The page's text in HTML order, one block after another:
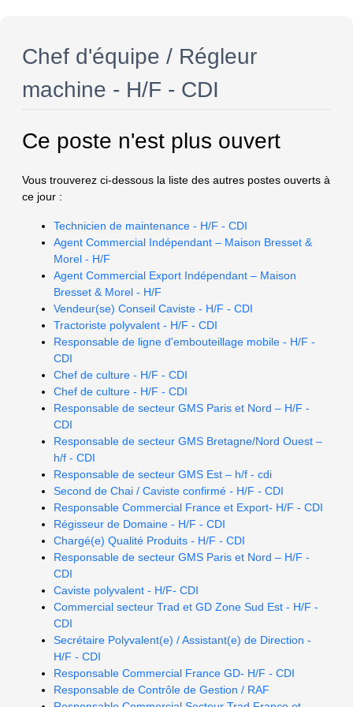
Chef d'équipe / Régleur
machine - H/F - CDI
Ce poste n'est plus ouvert
Vous trouverez ci-dessous la liste des autres postes ouverts à
ce jour :
Technicien de maintenance - H/F - CDI
Agent Commercial Indépendant – Maison Bresset &
Morel - H/F
Agent Commercial Export Indépendant – Maison
Bresset & Morel - H/F
Vendeur(se) Conseil Caviste - H/F - CDI
Tractoriste polyvalent - H/F - CDI
Responsable de ligne d'embouteillage mobile - H/F -
CDI
Chef de culture - H/F - CDI
Chef de culture - H/F - CDI
Responsable de secteur GMS Paris et Nord – H/F -
CDI
Responsable de secteur GMS Bretagne/Nord Ouest –
h/f - CDI
Responsable de secteur GMS Est – h/f - cdi
Second de Chai / Caviste confirmé - H/F - CDI
Responsable Commercial France et Export- H/F - CDI
Régisseur de Domaine - H/F - CDI
Chargé(e) Qualité Produits - H/F - CDI
Responsable de secteur GMS Paris et Nord – H/F -
CDI
Caviste polyvalent - H/F- CDI
Commercial secteur Trad et GD Zone Sud Est - H/F -
CDI
Secrétaire Polyvalent(e) / Assistant(e) de Direction -
H/F - CDI
Responsable Commercial France GD- H/F - CDI
Responsable de Contrôle de Gestion / RAF